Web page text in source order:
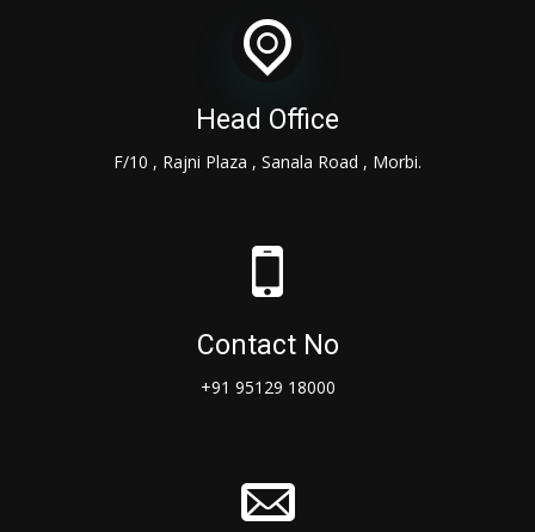
Head Office
F/10 , Rajni Plaza , Sanala Road , Morbi.
Contact No
+91 95129 18000